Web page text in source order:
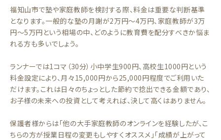
福知山市で塾や家庭教師を検討する際、料金は重要な判断基準
となります。一般的な塾の月謝が2万円〜4万円、家庭教師が3万
円〜5万円という相場の中、どのように教育費を配分すべきか悩ま
れる方も多いでしょう。
ランナーでは1コマ（30分）小中学生900円、高校生1000円という
料金設定により、月々15,000円から25,000円程度でご利用いた
だけます。これは日々のちょっとした節約で捻出できる金額であり、
お子様の未来への投資として考えれば、決して高くはありません。
保護者様からは「他の大手家庭教師のオンラインを経験したが、こ
ちらの方が授業日程の変更もしやすくオススメ」「成績が上がって